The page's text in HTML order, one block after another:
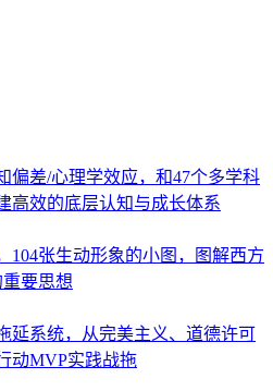
偏差/心理学效应，和47个多学科
高效的底层认知与成长体系
104张生动形象的小图，图解西方
要思想
延系统，从完美主义、道德许可
动MVP实践战拖